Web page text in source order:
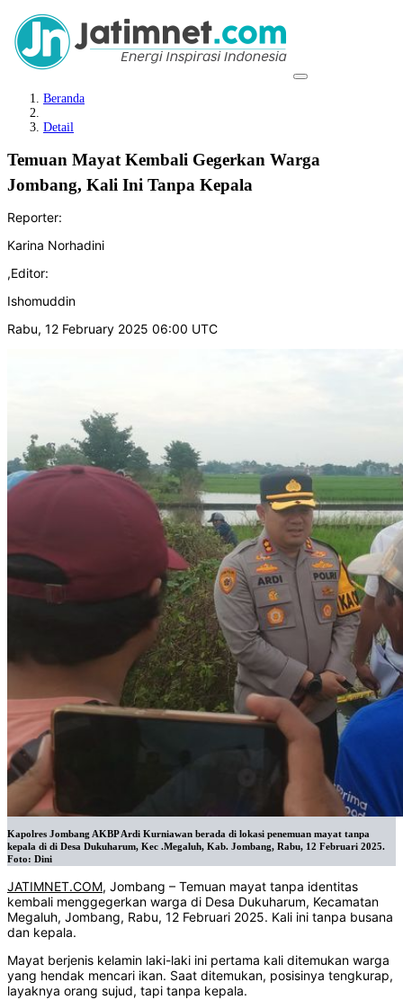
Beranda
Detail
Temuan Mayat Kembali Gegerkan Warga
Jombang, Kali Ini Tanpa Kepala
Reporter:
Karina Norhadini
,Editor:
Ishomuddin
Rabu, 12 February 2025 06:00 UTC
Kapolres Jombang AKBP Ardi Kurniawan berada di lokasi penemuan mayat tanpa
kepala di di Desa Dukuharum, Kec .Megaluh, Kab. Jombang, Rabu, 12 Februari 2025.
Foto: Dini
JATIMNET.COM, Jombang – Temuan mayat tanpa identitas
kembali menggegerkan warga di Desa Dukuharum, Kecamatan
Megaluh, Jombang, Rabu, 12 Februari 2025. Kali ini tanpa busana
dan kepala.
Mayat berjenis kelamin laki-laki ini pertama kali ditemukan warga
yang hendak mencari ikan. Saat ditemukan, posisinya tengkurap,
layaknya orang sujud, tapi tanpa kepala.